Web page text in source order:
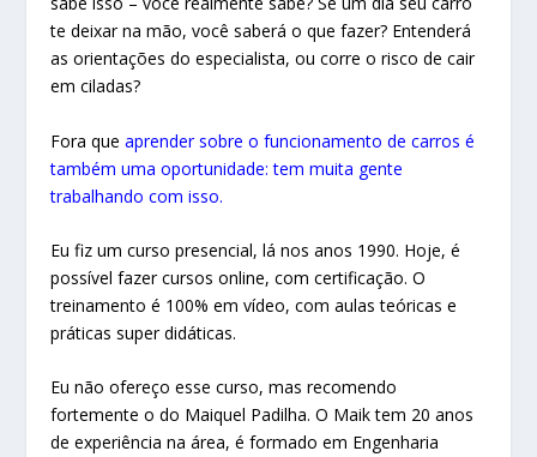
te deixar na mão, você saberá o que fazer? Entenderá
as orientações do especialista, ou corre o risco de cair
em ciladas?
Fora que aprender sobre o funcionamento de carros é
também uma oportunidade: tem muita gente
trabalhando com isso.
Eu fiz um curso presencial, lá nos anos 1990. Hoje, é
possível fazer cursos online, com certificação. O
treinamento é 100% em vídeo, com aulas teóricas e
práticas super didáticas.
Eu não ofereço esse curso, mas recomendo
fortemente o do Maiquel Padilha. O Maik tem 20 anos
de experiência na área, é formado em Engenharia